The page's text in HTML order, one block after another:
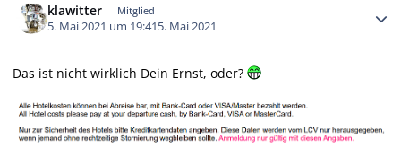
klawitter Mitglied
5. Mai 2021 um 19:415. Mai 2021
Das ist nicht wirklich Dein Ernst, oder?